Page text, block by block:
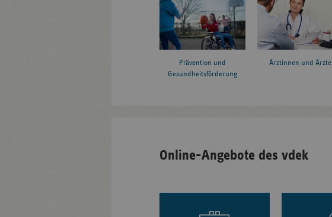
Prävention und
Gesundheitsförderung
Ärztinnen und Ärzte
Online-Angebote des vdek